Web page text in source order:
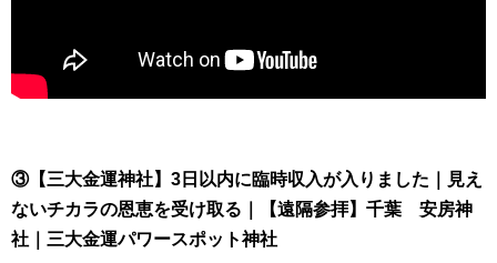
③【三大金運神社】3日以内に臨時収入が入りました｜見え
ないチカラの恩恵を受け取る｜【遠隔参拝】千葉 安房神
社｜三大金運パワースポット神社